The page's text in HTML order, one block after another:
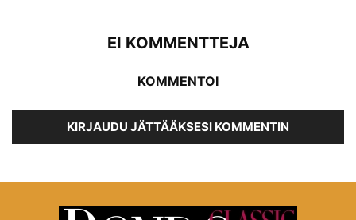
EI KOMMENTTEJA
KOMMENTOI
KIRJAUDU JÄTTÄÄKSESI KOMMENTIN